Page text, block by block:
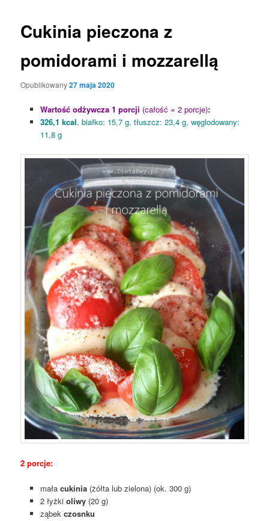
Cukinia pieczona z
pomidorami i mozzarellą
Opublikowany27 maja 2020
Wartość odżywcza 1 porcji (całość = 2 porcje):
326,1 kcal, białko: 15,7 g, tłuszcz: 23,4 g, węglodowany:
11,8 g
2 porcje:
mała cukinia(żółta lub zielona) (ok. 300 g)
2 łyżki oliwy(20 g)
ząbek czosnku